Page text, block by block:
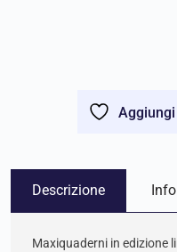
Descrizione
Maxiquaderni in edizione